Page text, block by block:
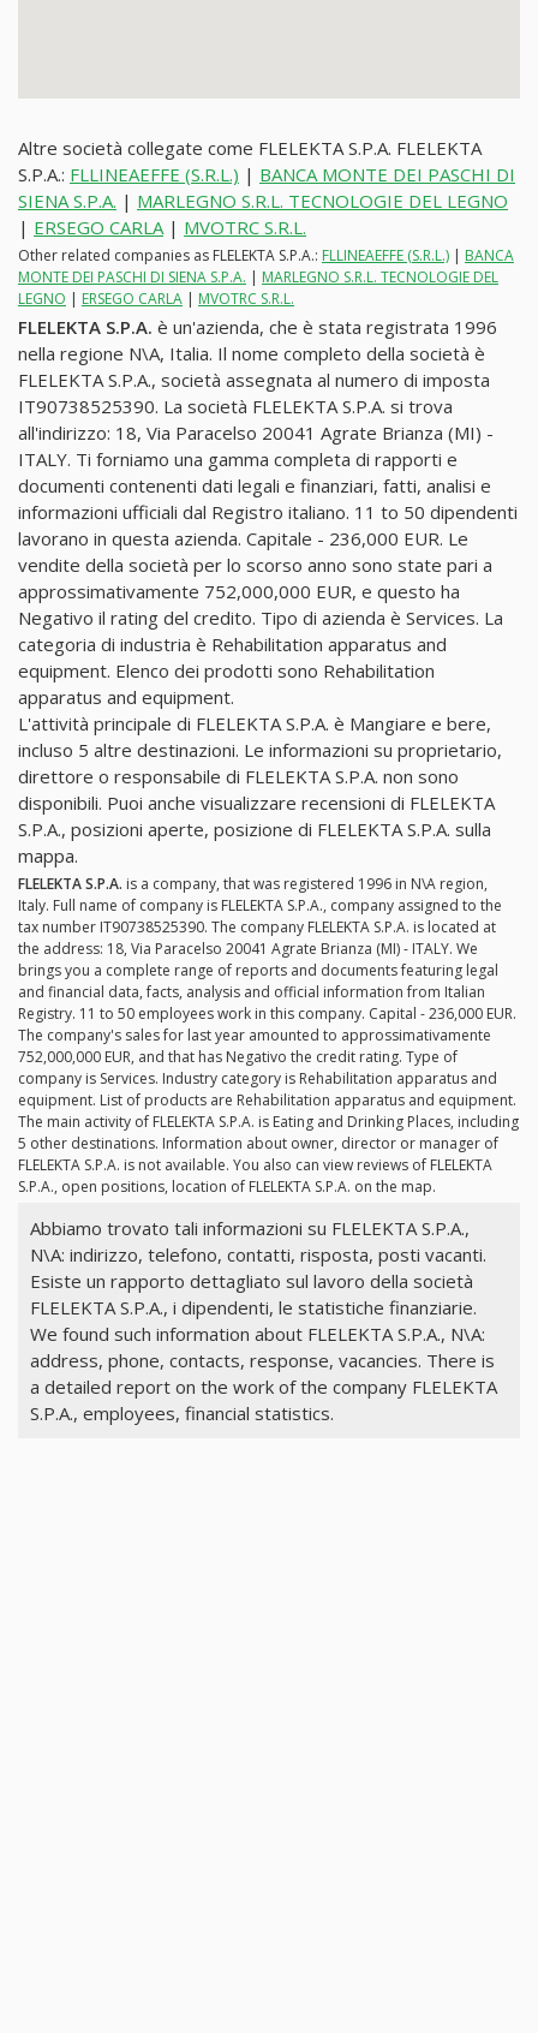
Altre società collegate come FLELEKTA S.P.A. FLELEKTA
S.P.A.: FLLINEAEFFE (S.R.L.) | BANCA MONTE DEI PASCHI DI
SIENA S.P.A. | MARLEGNO S.R.L. TECNOLOGIE DEL LEGNO
| ERSEGO CARLA | MVOTRC S.R.L.
Other related companies as FLELEKTA S.P.A.: FLLINEAEFFE (S.R.L.) | BANCA
MONTE DEI PASCHI DI SIENA S.P.A. | MARLEGNO S.R.L. TECNOLOGIE DEL
LEGNO | ERSEGO CARLA | MVOTRC S.R.L.
FLELEKTA S.P.A. è un'azienda, che è stata registrata 1996
nella regione N\A, Italia. Il nome completo della società è
FLELEKTA S.P.A., società assegnata al numero di imposta
IT90738525390. La società FLELEKTA S.P.A. si trova
all'indirizzo: 18, Via Paracelso 20041 Agrate Brianza (MI) -
ITALY. Ti forniamo una gamma completa di rapporti e
documenti contenenti dati legali e finanziari, fatti, analisi e
informazioni ufficiali dal Registro italiano. 11 to 50 dipendenti
lavorano in questa azienda. Capitale - 236,000 EUR. Le
vendite della società per lo scorso anno sono state pari a
approssimativamente 752,000,000 EUR, e questo ha
Negativo il rating del credito. Tipo di azienda è Services. La
categoria di industria è Rehabilitation apparatus and
equipment. Elenco dei prodotti sono Rehabilitation
apparatus and equipment.
L'attività principale di FLELEKTA S.P.A. è Mangiare e bere,
incluso 5 altre destinazioni. Le informazioni su proprietario,
direttore o responsabile di FLELEKTA S.P.A. non sono
disponibili. Puoi anche visualizzare recensioni di FLELEKTA
S.P.A., posizioni aperte, posizione di FLELEKTA S.P.A. sulla
mappa.
FLELEKTA S.P.A. is a company, that was registered 1996 in N\A region,
Italy. Full name of company is FLELEKTA S.P.A., company assigned to the
tax number IT90738525390. The company FLELEKTA S.P.A. is located at
the address: 18, Via Paracelso 20041 Agrate Brianza (MI) - ITALY. We
brings you a complete range of reports and documents featuring legal
and financial data, facts, analysis and official information from Italian
Registry. 11 to 50 employees work in this company. Capital - 236,000 EUR.
The company's sales for last year amounted to approssimativamente
752,000,000 EUR, and that has Negativo the credit rating. Type of
company is Services. Industry category is Rehabilitation apparatus and
equipment. List of products are Rehabilitation apparatus and equipment.
The main activity of FLELEKTA S.P.A. is Eating and Drinking Places, including
5 other destinations. Information about owner, director or manager of
FLELEKTA S.P.A. is not available. You also can view reviews of FLELEKTA
S.P.A., open positions, location of FLELEKTA S.P.A. on the map.
Abbiamo trovato tali informazioni su FLELEKTA S.P.A.,
N\A: indirizzo, telefono, contatti, risposta, posti vacanti.
Esiste un rapporto dettagliato sul lavoro della società
FLELEKTA S.P.A., i dipendenti, le statistiche finanziarie.
We found such information about FLELEKTA S.P.A., N\A:
address, phone, contacts, response, vacancies. There is
a detailed report on the work of the company FLELEKTA
S.P.A., employees, financial statistics.